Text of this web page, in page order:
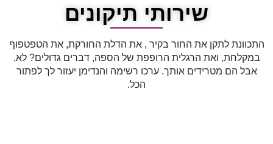
שירותי תיקונים
התכוונת לתקן את החור בקיר , את הדלת החורקת, את הטפטפוף
במקלחת, ואת הרגלית הרופפת של הספה, דברים גדולים? לא,
אבל הם מטרידים אותך. ערכו רשימה והנדימן יעזור לך לפתור
הכל.